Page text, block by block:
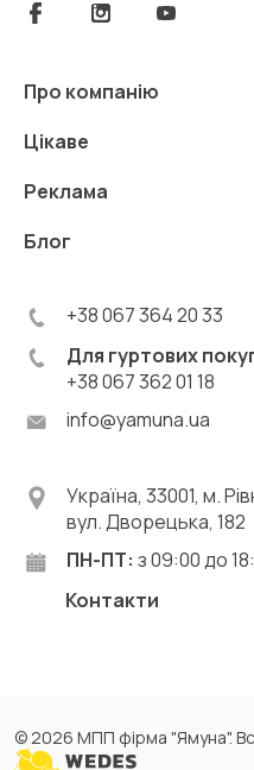
+38 067 364 20 33
Для гуртових
+38 067 362 01 18
info@yamuna.ua
Про компанію
Цікаве
Реклама
Блог
Україна, 33001, м.
вул. Дворецька, 182
ПН-ПТ: з 09:00 до
Контакти
© 2026 МПП фірма "Ямуна".